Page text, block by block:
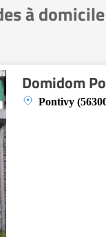
à
Domidom
Pontivy